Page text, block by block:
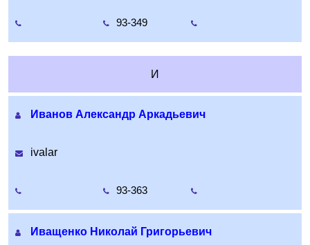
93-349
И
Иванов Александр Аркадьевич
ivalar
93-363
Иващенко Николай Григорьевич